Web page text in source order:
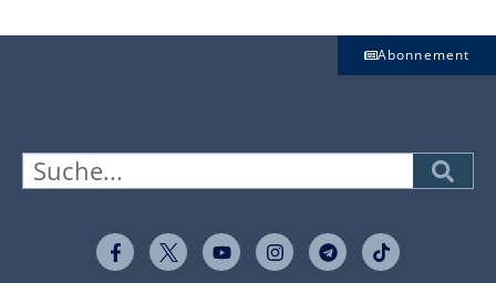
Abonnement